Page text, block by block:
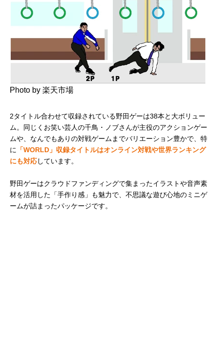
Photo by 楽天市場
2タイトル合わせて収録されている野田ゲーは38本と大ボリュー
ム。同じくお笑い芸人の千鳥・ノブさんが主役のアクションゲー
ムや、なんでもありの対戦ゲームまでバリエーション豊かで、特
に
「WORLD」収録タイトルはオンライン対戦や世界ランキング
にも対応しています。
野田ゲーはクラウドファンディングで集まったイラストや音声素
材を活用した「手作り感」も魅力で、不思議な遊び心地のミニゲ
ームが詰まったパッケージです。